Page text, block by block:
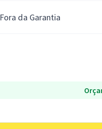
Fora da Garantia